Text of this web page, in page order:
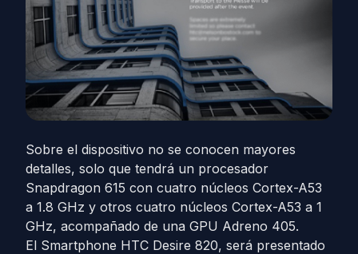
Sobre el dispositivo no se conocen mayores
detalles, solo que tendrá un procesador
Snapdragon 615 con cuatro núcleos Cortex-A53
a 1.8 GHz y otros cuatro núcleos Cortex-A53 a 1
GHz, acompañado de una GPU Adreno 405.
El Smartphone HTC Desire 820, será presentado